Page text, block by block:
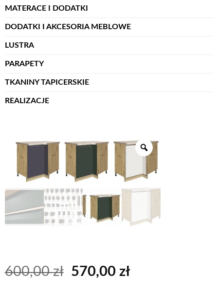
MATERACE I DODATKI
DODATKI I AKCESORIA MEBLOWE
LUSTRA
PARAPETY
TKANINY TAPICERSKIE
REALIZACJE
600,00zł Pierwotna
570,00złAktualna